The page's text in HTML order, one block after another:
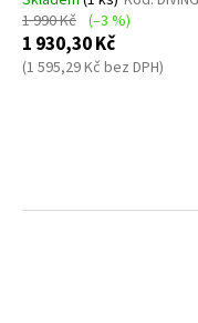
1 990 Kč (–3 %)
1 930,30 Kč
(1 595,29 Kč bez DPH)